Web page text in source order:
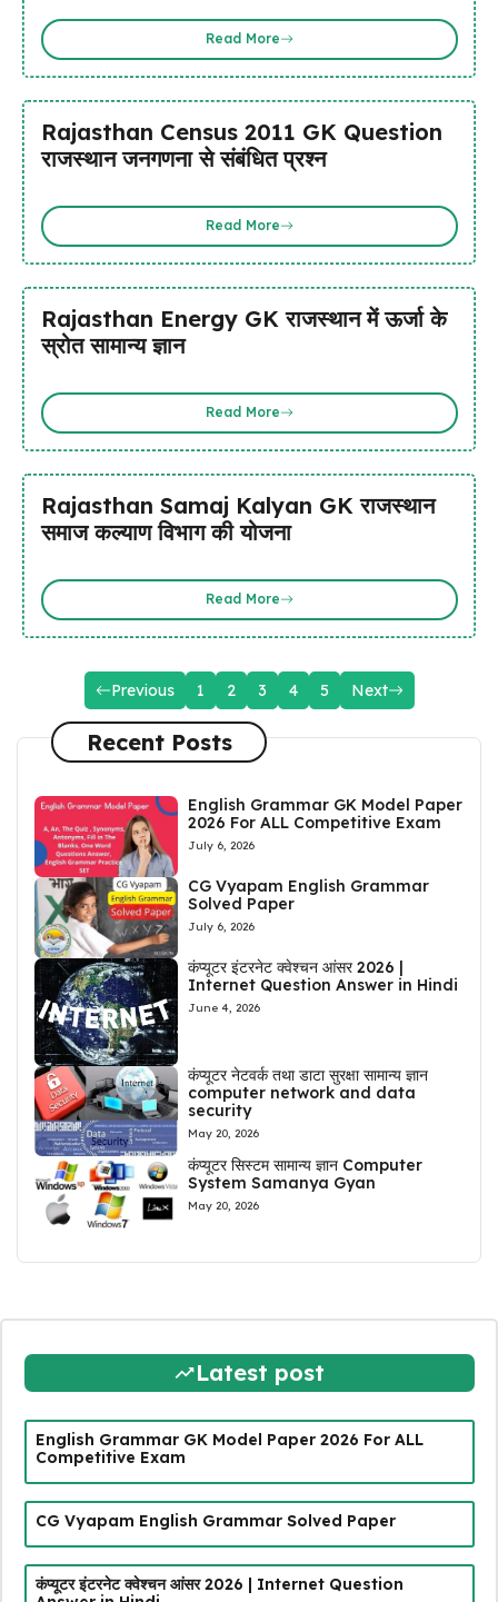
Read More
Rajasthan Census 2011 GK Question
राजस्थान जनगणना से संबंधित प्रश्न
Read More
Rajasthan Energy GK राजस्थान में ऊर्जा के
स्रोत सामान्य ज्ञान
Read More
Rajasthan Samaj Kalyan GK राजस्थान
समाज कल्याण विभाग की योजना
Read More
Previous 1 2 3 4 5 Next
Recent Posts
English Grammar GK Model Paper
2026 For ALL Competitive Exam
July 6, 2026
CG Vyapam English Grammar
Solved Paper
July 6, 2026
कंप्यूटर इंटरनेट क्वेश्चन आंसर 2026 |
Internet Question Answer in Hindi
June 4, 2026
कंप्यूटर नेटवर्क तथा डाटा सुरक्षा सामान्य ज्ञान
computer network and data
security
May 20, 2026
कंप्यूटर सिस्टम सामान्य ज्ञान Computer
System Samanya Gyan
May 20, 2026
Latest post
English Grammar GK Model Paper 2026 For ALL
Competitive Exam
CG Vyapam English Grammar Solved Paper
कंप्यूटर इंटरनेट क्वेश्चन आंसर 2026 | Internet Question